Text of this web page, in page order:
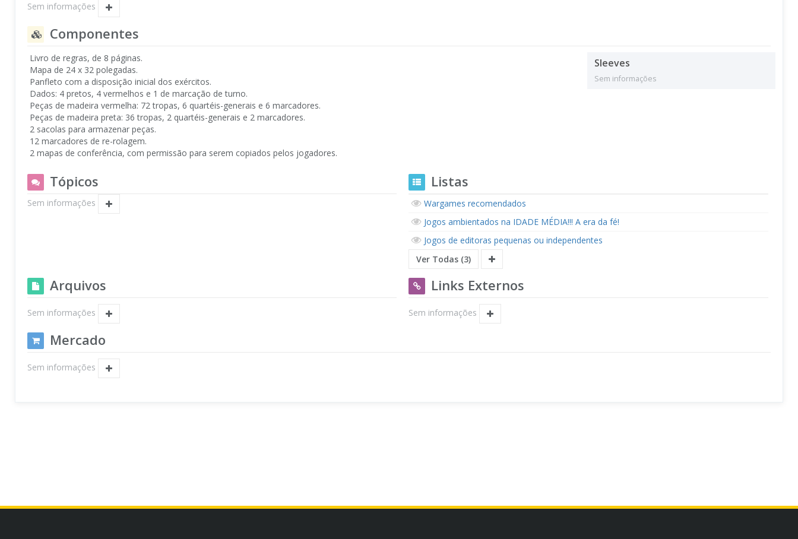
Sem informações
Componentes
Livro de regras, de 8 páginas.
Mapa de 24 x 32 polegadas.
Panfleto com a disposição inicial dos exércitos.
Dados: 4 pretos, 4 vermelhos e 1 de marcação de turno.
Peças de madeira vermelha: 72 tropas, 6 quartéis-generais e 6 marcadores.
Peças de madeira preta: 36 tropas, 2 quartéis-generais e 2 marcadores.
2 sacolas para armazenar peças.
12 marcadores de re-rolagem.
2 mapas de conferência, com permissão para serem copiados pelos jogadores.
Sleeves
Sem informações
Tópicos
Sem informações
Listas
Wargames recomendados
Jogos ambientados na IDADE MÉDIA!!! A era da fé!
Jogos de editoras pequenas ou independentes
Ver Todas (3)
Arquivos
Sem informações
Links Externos
Sem informações
Mercado
Sem informações